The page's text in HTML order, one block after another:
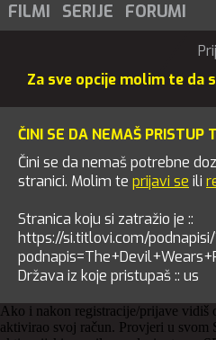
FILMI
SERIJE FORUMI
Za sve opcije molim te da
ČINI SE DA NEMAŠ PRISTUP
Čini se da nemaš potrebne
stranici. Molim te prijavi se ili
Stranica koju si zatražio je ::
https://si.titlovi.com/
Država iz koje pristupaš :: us
Ako i nakon registracije/prijave vidiš
aktivirao svoj račun. Provjeri u